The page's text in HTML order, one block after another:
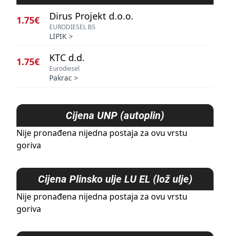
1.75€ Dirus Projekt d.o.o.
EURODIESEL BS
LIPIK >
1.75€ KTC d.d.
Eurodiesel
Pakrac >
Cijena UNP (autoplin)
Nije pronađena nijedna postaja za ovu vrstu
goriva
Cijena Plinsko ulje LU EL (lož ulje)
Nije pronađena nijedna postaja za ovu vrstu
goriva